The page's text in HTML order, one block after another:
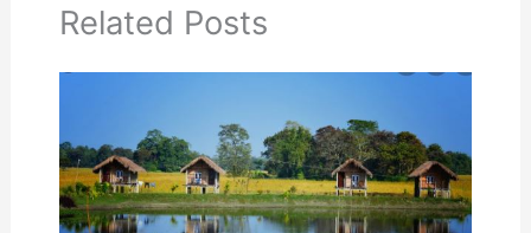
Related Posts